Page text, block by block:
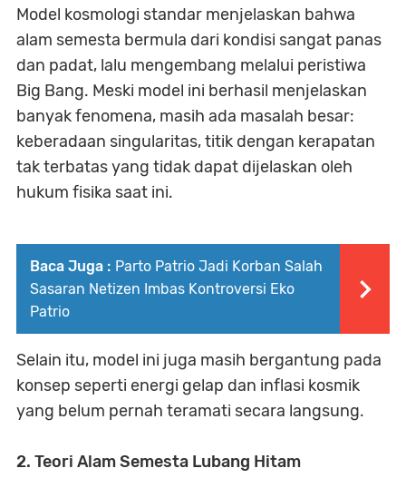
Model kosmologi standar menjelaskan bahwa
alam semesta bermula dari kondisi sangat panas
dan padat, lalu mengembang melalui peristiwa
Big Bang. Meski model ini berhasil menjelaskan
banyak fenomena, masih ada masalah besar:
keberadaan singularitas, titik dengan kerapatan
tak terbatas yang tidak dapat dijelaskan oleh
hukum fisika saat ini.
Baca Juga : Parto Patrio Jadi Korban Salah
Sasaran Netizen Imbas Kontroversi Eko
Patrio
Selain itu, model ini juga masih bergantung pada
konsep seperti energi gelap dan inflasi kosmik
yang belum pernah teramati secara langsung.
2. Teori Alam Semesta Lubang Hitam